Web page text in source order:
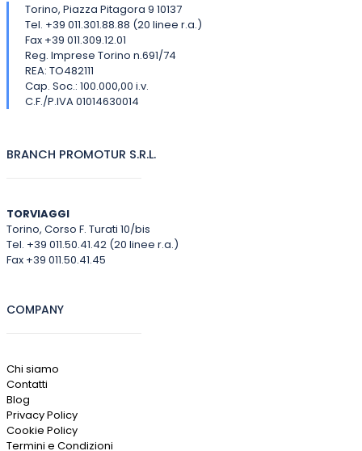
Torino, Piazza Pitagora 9 10137
Tel. +39 011.301.88.88 (20 linee r.a.)
Fax +39 011.309.12.01
Reg. Imprese Torino n.691/74
REA: TO482111
Cap. Soc.: 100.000,00 i.v.
C.F./P.IVA 01014630014
BRANCH PROMOTUR S.R.L.
TORVIAGGI
Torino, Corso F. Turati 10/bis
Tel. +39 011.50.41.42 (20 linee r.a.)
Fax +39 011.50.41.45
COMPANY
Chi siamo
Contatti
Blog
Privacy Policy
Cookie Policy
Termini e Condizioni